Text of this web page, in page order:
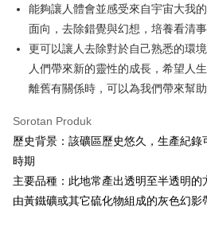
Pemindahan ATM
Pilihan Penghantaran
全家取貨付款
NT$3,000 atau lebih
7-11取貨付款
NT$80/pesanan | Penghantaran
NT$3,000 atau lebih
能夠讓人體會並感受來自宇宙大我
面向，去除錯覺與幻想，培養看清事
更可以讓人去除對於自己熟悉的環
人們帶來新的靈性的成長，希望人
離舊有關係時，可以為我們帶來幫助
Sorotan Produk
歷史背景：該礦區歷史悠久，生產紀
時期
主要品種：此地常產出透明至半透明
由黃鐵礦或其它硫化物組成的灰色幻影